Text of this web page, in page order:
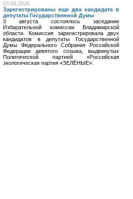
03.08.2026
Зарегистрированы еще два кандидата в
депутаты Государственной Думы
3 августа состоялось заседание
Избирательной комиссии Владимирской
области. Комиссия зарегистрировала двух
кандидатов в депутаты Государственной
Думы Федерального Собрания Российской
Федерации девятого созыва, выдвинутых
Политической партией «Российская
экологическая партия «ЗЕЛЁНЫЕ»: